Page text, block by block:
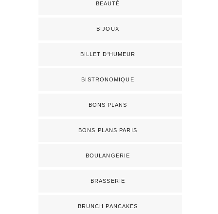
BEAUTÉ
BIJOUX
BILLET D'HUMEUR
BISTRONOMIQUE
BONS PLANS
BONS PLANS PARIS
BOULANGERIE
BRASSERIE
BRUNCH PANCAKES